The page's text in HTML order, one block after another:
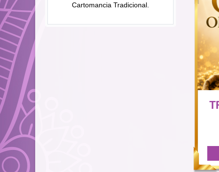
Cartomancia Tradicional.